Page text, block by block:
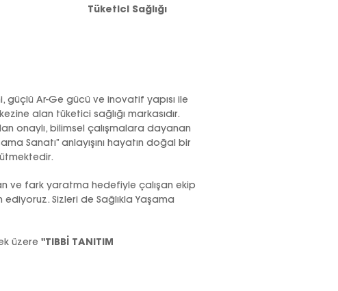
Tüketici Sağlığı
güçlü Ar-Ge gücü ve inovatif yapısı ile
alan tüketici sağlığı markasıdır.
onaylı, bilimsel çalışmalara dayanan
Sanatı” anlayışını hayatın doğal bir
ve fark yaratma hedefiyle çalışan ekip
Sizleri de Sağlıkla Yaşama
üzere"TIBBİ TANITIM